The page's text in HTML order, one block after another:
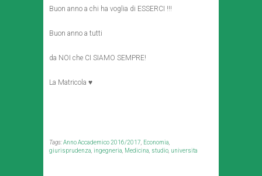
Buon anno a chi ha voglia di ESSERCI !!!
Buon anno a tutti
da NOI che CI SIAMO SEMPRE!
La Matricola ♥
Tags:Anno Accademico 2016/2017, Economia,
giurisprudenza, ingegneria, Medicina, studio, universita